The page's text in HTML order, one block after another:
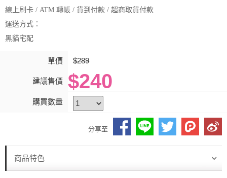
線上刷卡 / ATM 轉帳 / 貨到付款 / 超商取貨付款
運送方式：
黑貓宅配
單價 $289
建議售價 $240
購買數量
分享至
商品特色